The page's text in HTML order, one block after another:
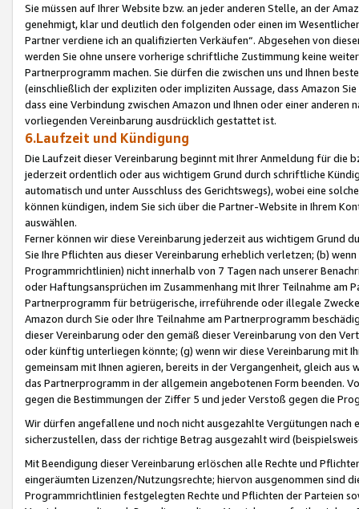
Sie müssen auf Ihrer Website bzw. an jeder anderen Stelle, an der
genehmigt, klar und deutlich den folgenden oder einen im
Partner verdiene ich an qualifizierten Verkäufen“. Abgesehen von
werden Sie ohne unsere vorherige schriftliche Zustimmung keine
Partnerprogramm machen. Sie dürfen die zwischen uns und Ihnen
(einschließlich der expliziten oder impliziten Aussage, dass Amazon
dass eine Verbindung zwischen Amazon und Ihnen oder einer
vorliegenden Vereinbarung ausdrücklich gestattet ist.
6.Laufzeit und Kündigung
Die Laufzeit dieser Vereinbarung beginnt mit Ihrer Anmeldung für die
jederzeit ordentlich oder aus wichtigem Grund durch schriftliche
automatisch und unter Ausschluss des Gerichtswegs), wobei eine
können kündigen, indem Sie sich über die Partner-Website in Ihrem
auswählen.
Ferner können wir diese Vereinbarung jederzeit aus wichtigem Grund
Sie Ihre Pflichten aus dieser Vereinbarung erheblich verletzen; (b)
Programmrichtlinien) nicht innerhalb von 7 Tagen nach unserer
oder Haftungsansprüchen im Zusammenhang mit Ihrer Teilnahme am
Partnerprogramm für betrügerische, irreführende oder illegale
Amazon durch Sie oder Ihre Teilnahme am Partnerprogramm
dieser Vereinbarung oder den gemäß dieser Vereinbarung von den
oder künftig unterliegen könnte; (g) wenn wir diese Vereinbarung mit
gemeinsam mit Ihnen agieren, bereits in der Vergangenheit, gleich
das Partnerprogramm in der allgemein angebotenen Form beenden.
gegen die Bestimmungen der Ziffer 5 und jeder Verstoß gegen die
Wir dürfen angefallene und noch nicht ausgezahlte Vergütungen
sicherzustellen, dass der richtige Betrag ausgezahlt wird
Mit Beendigung dieser Vereinbarung erlöschen alle Rechte und
eingeräumten Lizenzen/Nutzungsrechte; hiervon ausgenommen sind
Programmrichtlinien festgelegten Rechte und Pflichten der Parteien